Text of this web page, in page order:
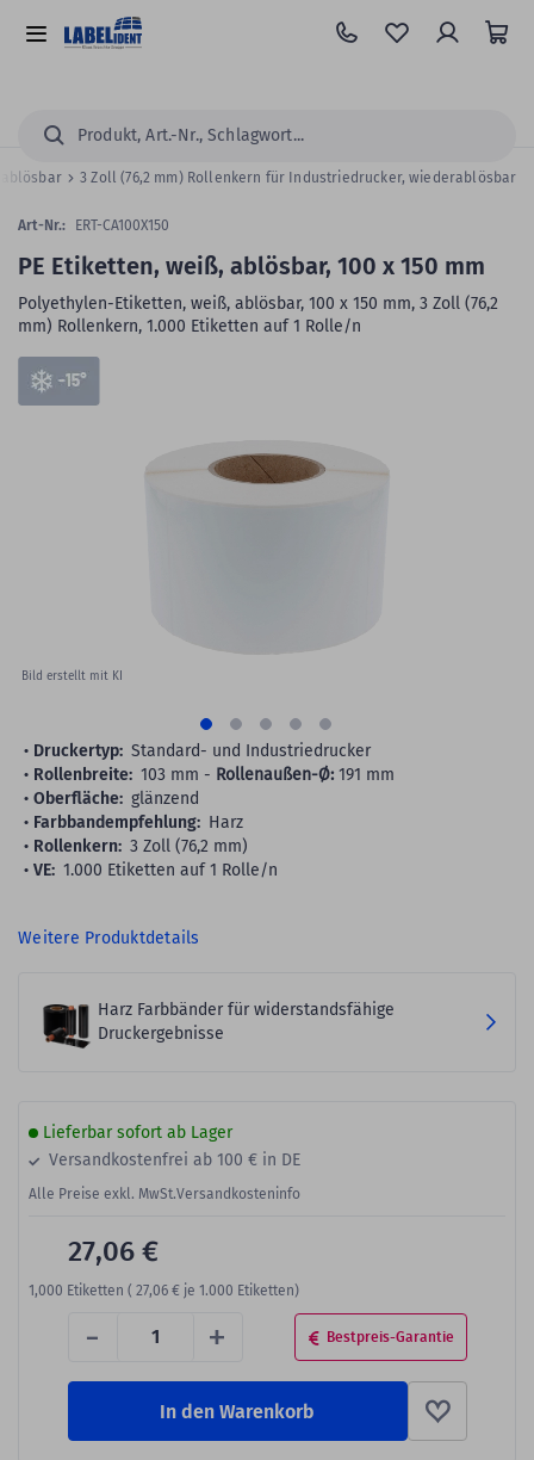
Hauptinhalt
springen
Alle
Suchen...
3 Zoll (76,2 mm) Rollenkern für Industriedrucker, wiederablösbar
Ende
der
Bild erstellt mit KI
Skip
to
the
PE Etiketten, weiß, ablösbar, 100 x 150 mm
Polyethylen-Etiketten, weiß, ablösbar, 100 x 150 mm, 3 Zoll (76,2
mm) Rollenkern, 1.000 Etiketten auf 1 Rolle/n
Art-Nr.: ERT-CA100X150
Druckertyp: Standard- und Industriedrucker
Rollenbreite: 103 mm - Rollenaußen-Ø: 191 mm
Oberfläche: glänzend
Farbbandempfehlung: Harz
Rollenkern: 3 Zoll (76,2 mm)
VE: 1.000 Etiketten auf 1 Rolle/n
Weitere Produktdetails
Harz Farbbänder für widerstandsfähige
Druckergebnisse
Lieferbar sofort ab Lager
Versandkostenfrei ab 100 € in DE
Alle Preise exkl. MwSt.Versandkosteninfo
- + Bestpreis-Garantie
27,06 €
1,000 Etiketten ( 27,06 € je 1.000 Etiketten)
In den Warenkorb